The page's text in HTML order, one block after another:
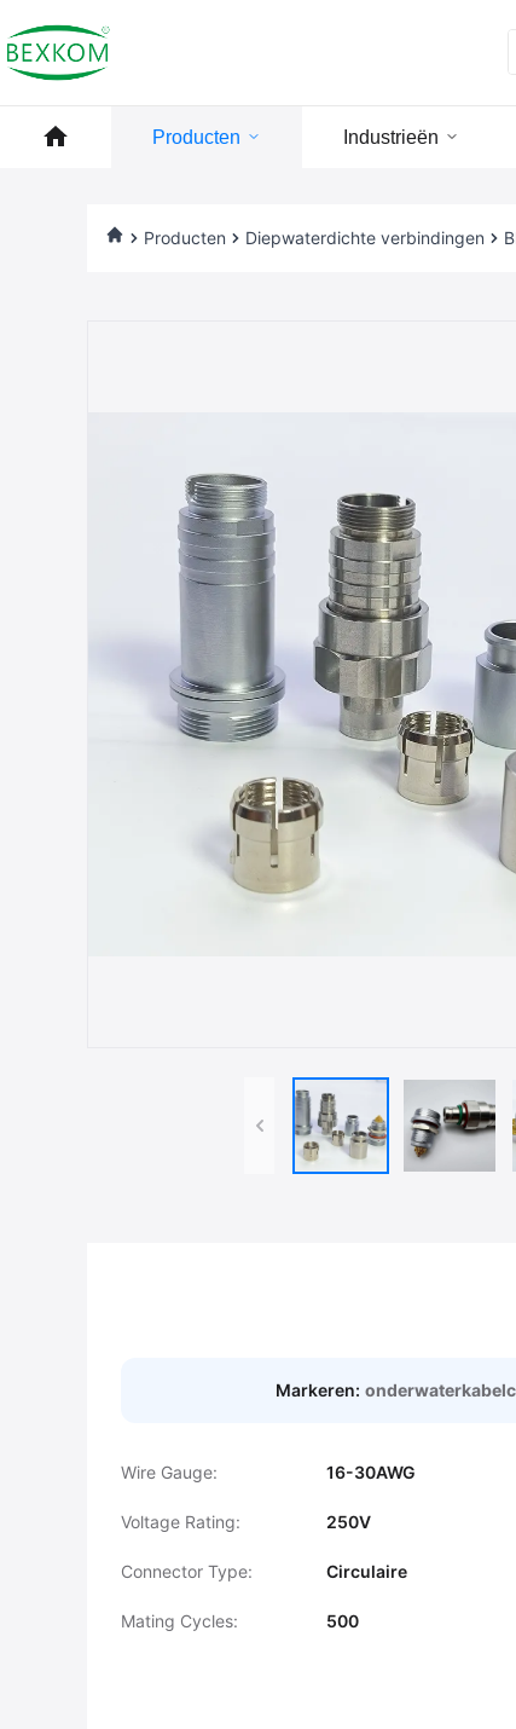
Producten Industrieën
Producten Diepwaterdichte verbindingen
Markeren:
Wire Gauge: 16-30AWG
Voltage Rating: 250V
Connector Type: Circulaire
Mating Cycles: 500